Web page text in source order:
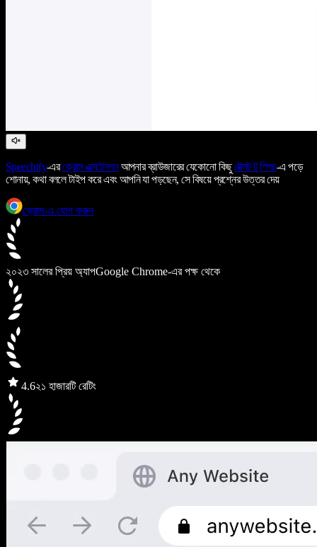
Speechify-এরক্রোম এক্সটেনশনআপনার ব্রাউজারের যেকোনো কিছুটেক্সট টু স্পিচ-এ পড়ে
শোনায়, কথা বললে টাইপ করে এবং আপনি যা পড়ছেন, সে বিষয়ে প্রশ্নের উত্তর দেয়
ক্রোম-এ যোগ করুন
২০২৩ সালের প্রিয় অ্যাপGoogle Chrome-এর পক্ষ থেকে
4.6২১ হাজারটি রেটিং